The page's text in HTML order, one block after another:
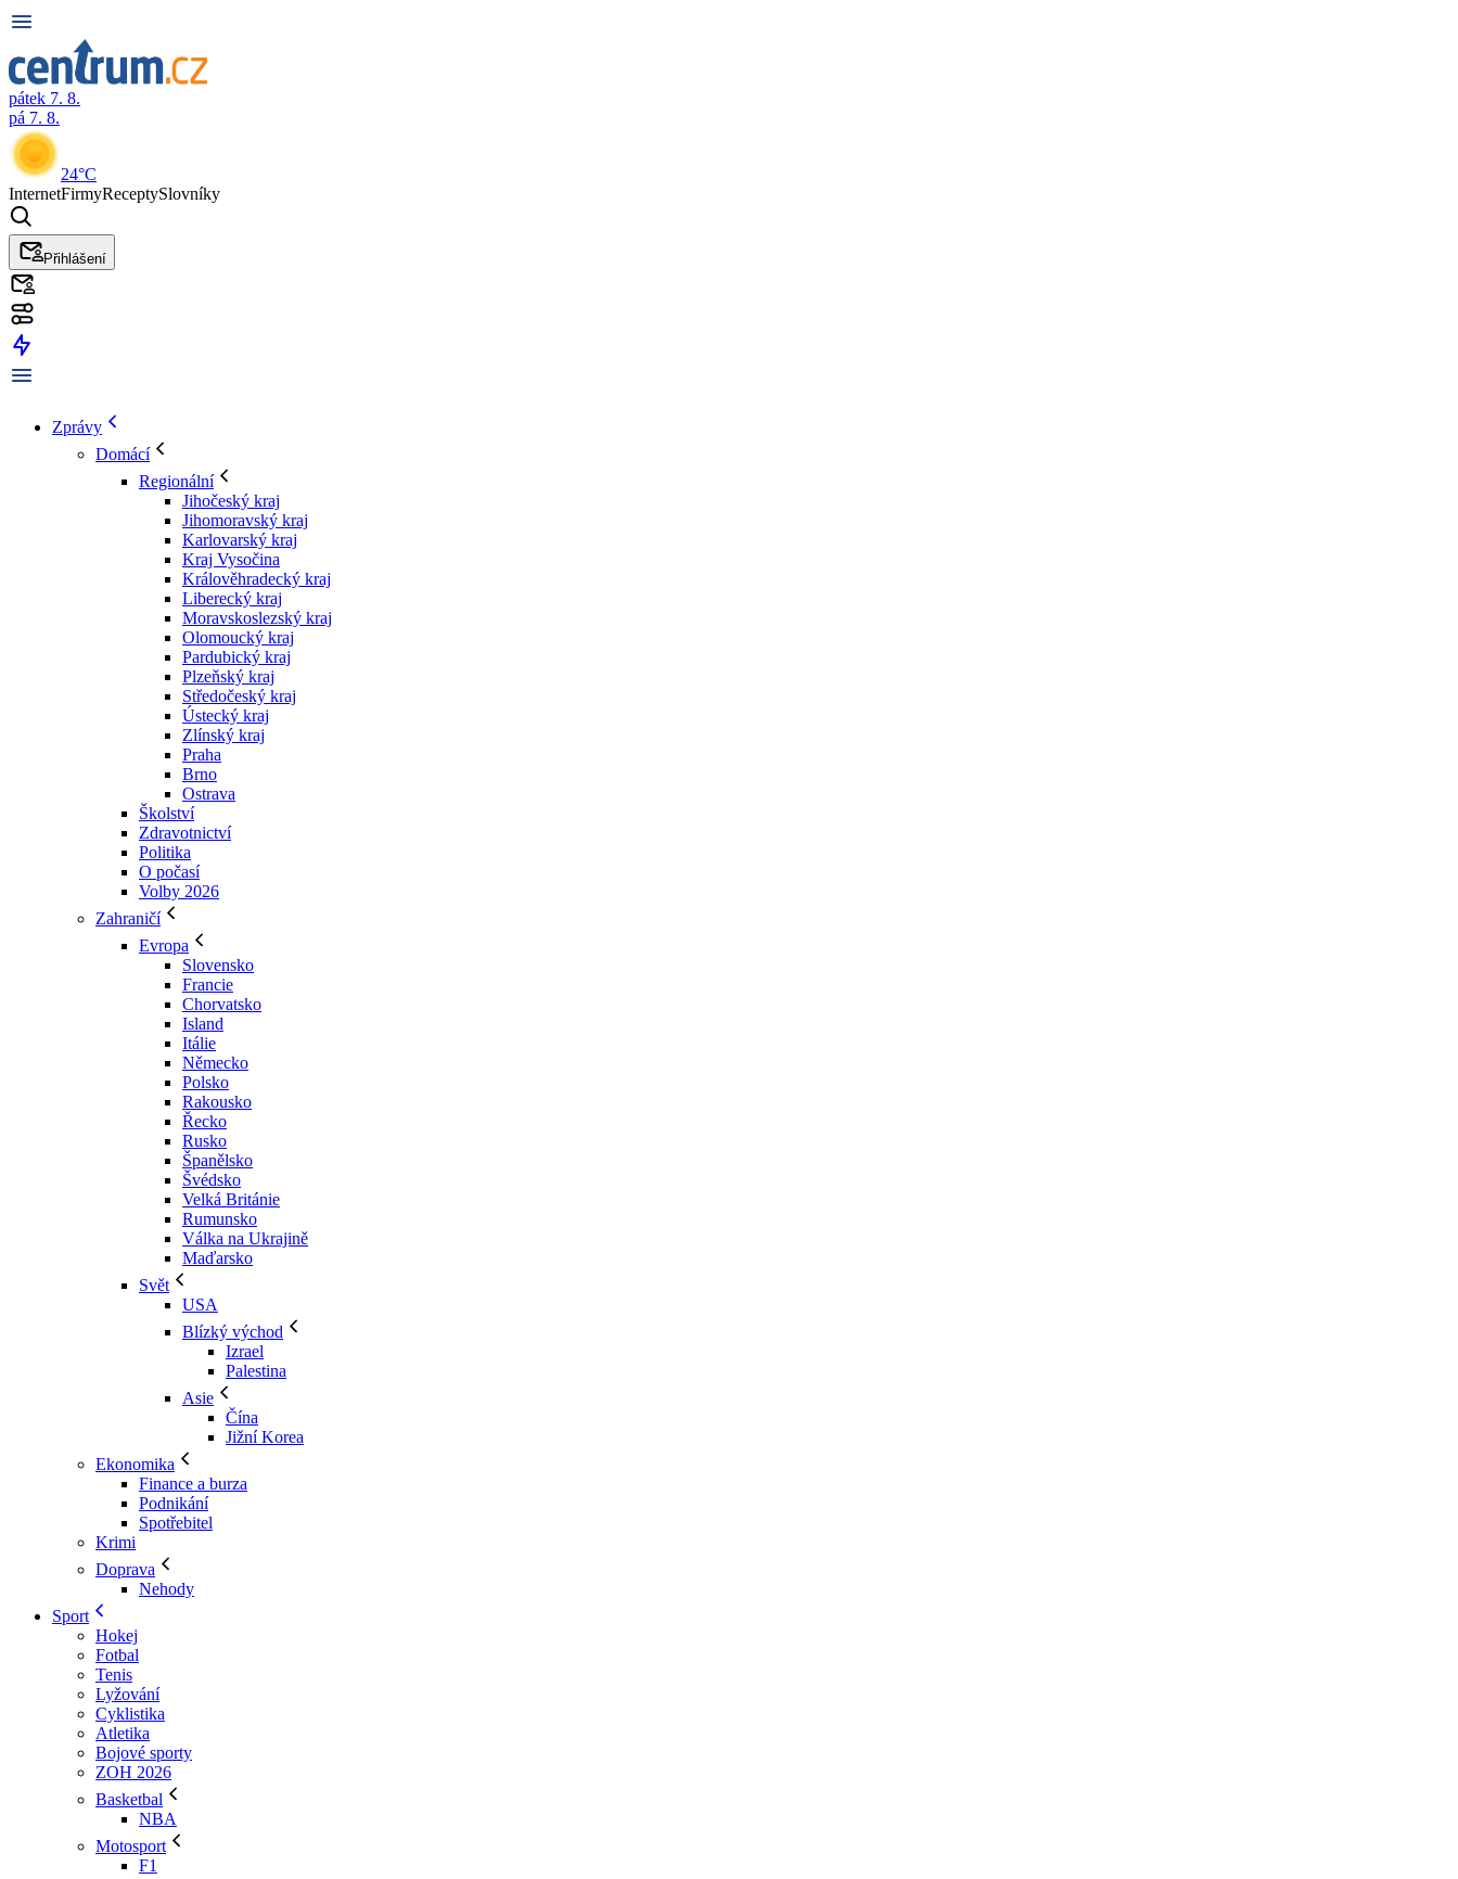
pátek 7. 8.
pá 7. 8.
24°C
InternetFirmyReceptySlovníky
Přihlášení
Zprávy
Domácí
Regionální
Jihočeský kraj
Jihomoravský kraj
Karlovarský kraj
Kraj Vysočina
Králověhradecký kraj
Liberecký kraj
Moravskoslezský kraj
Olomoucký kraj
Pardubický kraj
Plzeňský kraj
Středočeský kraj
Ústecký kraj
Zlínský kraj
Praha
Brno
Ostrava
Školství
Zdravotnictví
Politika
O počasí
Volby 2026
Zahraničí
Evropa
Slovensko
Francie
Chorvatsko
Island
Itálie
Německo
Polsko
Rakousko
Řecko
Rusko
Španělsko
Švédsko
Velká Británie
Rumunsko
Válka na Ukrajině
Maďarsko
Svět
USA
Blízký východ
Izrael
Palestina
Asie
Čína
Jižní Korea
Ekonomika
Finance a burza
Podnikání
Spotřebitel
Krimi
Doprava
Nehody
Sport
Hokej
Fotbal
Tenis
Lyžování
Cyklistika
Atletika
Bojové sporty
ZOH 2026
Basketbal
NBA
Motosport
F1